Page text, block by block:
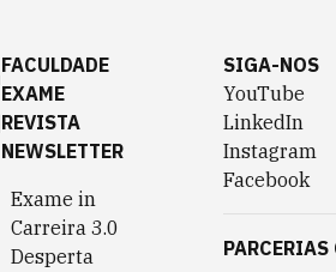
FACULDADE
EXAME
REVISTA
NEWSLETTER
Exame in
Carreira 3.0
Desperta
SIGA-NOS
YouTube
LinkedIn
Instagram
Facebook